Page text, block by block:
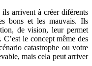
arrivent à créer diférents
bons et les mauvais. Ils
de vision, leur permet
C’est le concept même des
catastrophe ou votre
mais cela peut arriver